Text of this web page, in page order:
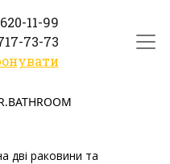
11-99
73-73
дві раковини та